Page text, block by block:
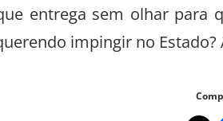
entrega sem olhar para
impingir no